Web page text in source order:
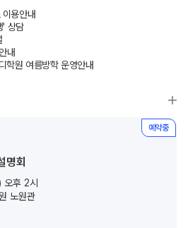
용안내
' 상담
내
원 여름방학 운영안내
명회
후 2시
노원관
예약중